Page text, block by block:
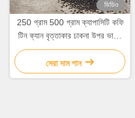
ভিডিও
250 গ্রাম 500 গ্রাম ক্যাপাসিটি কফি
টিন ক্যান বৃত্তাকার ঢাকনা উপর ভালভ
স্ক্রু সঙ্গে
সেরা দাম পান